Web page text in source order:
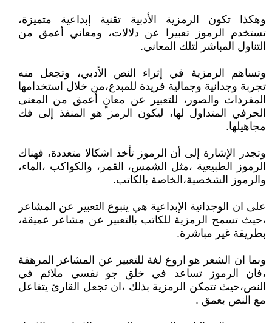
وهكذا تكون الرمزية الأدبية تقنية إبداعية متميزة،
تستخدم الرموز تعبيرا عن دلالات، ومعاني أعمق من
التناول المباشر لتلك المعاني.
وتساهم الرمزية في إثراء النص الأدبي، وتجعل منه
تجربة وجدانية وجمالية فريدة للمبدع،من خلال استخدامها
المفردات والصور، للتعبير عن معانٍ أعمق من المعنى
الحرفي المتداول لها، ليكون الرمز هو المنفذ إلى فك
مجاهيلها.
وتجدر الإشارة إلى أن الرموز تأخذ اشكالا متعددة، فهناك
الرموز الطبيعية ،مثل الشمس، القمر، والكواكب ،الماء،
والرموز الشخصية،الخاصة بالكاتب.
على ان الوجدانية الإبداعية هي ينبوع التعبير عن المشاعر
،حيث تسمح الرمزية للكاتب بالتعبير عن مشاعر عميقة،
بطريقة غير مباشرة.
وبما ان الشعر هو اروع لغة للتعبير عن المشاعر المرهفة
،فان الرموز تساعد في خلق جو نفسي ملائم في
النص،حيث تتمكن الرمزية بذلك ،ان تجعل القارئ يتفاعل
مع النص بعمق .